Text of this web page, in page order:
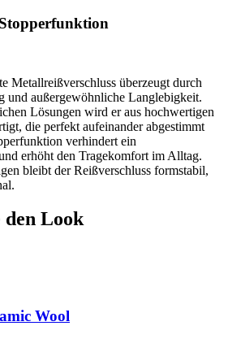
Metallreißverschluss überzeugt durch
und außergewöhnliche Langlebigkeit.
Lösungen wird er aus hochwertigen
die perfekt aufeinander abgestimmt
verhindert ein
erhöht den Tragekomfort im Alltag.
bleibt der Reißverschluss formstabil,
den Look
Wool